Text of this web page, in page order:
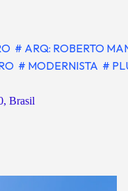
# ARQ: ROBERTO
# MODERNISTA #
Brasil